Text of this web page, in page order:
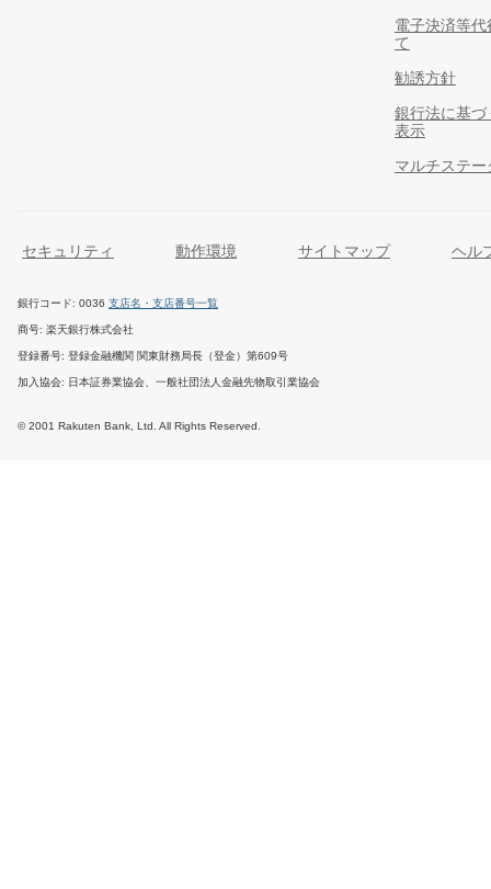
電子決済等
て
勧誘方針
銀行法に基
表示
マルチステ
セキュリティ 動作環境 サイトマップ ヘル
銀行コード 0036 支店名・支店番号一覧
商号 楽天銀行株式会社
登録番号 登録金融機関 関東財務局長（登金）第609号
加入協会 日本証券業協会、一般社団法人金融先物取引業協会
© 2001 Rakuten Bank, Ltd. All Rights Reserved.